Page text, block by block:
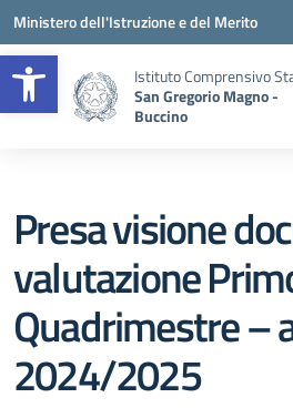
Apri la barra degli
Vai ai contenuti
Vai al menu di navigazione
Vai al footer
Ministero dell'Istruzione e del Merito
Istituto Comprensivo
San Gregorio Magno -
Buccino
Presa visione
valutazione
Quadrimestre –
2024/2025